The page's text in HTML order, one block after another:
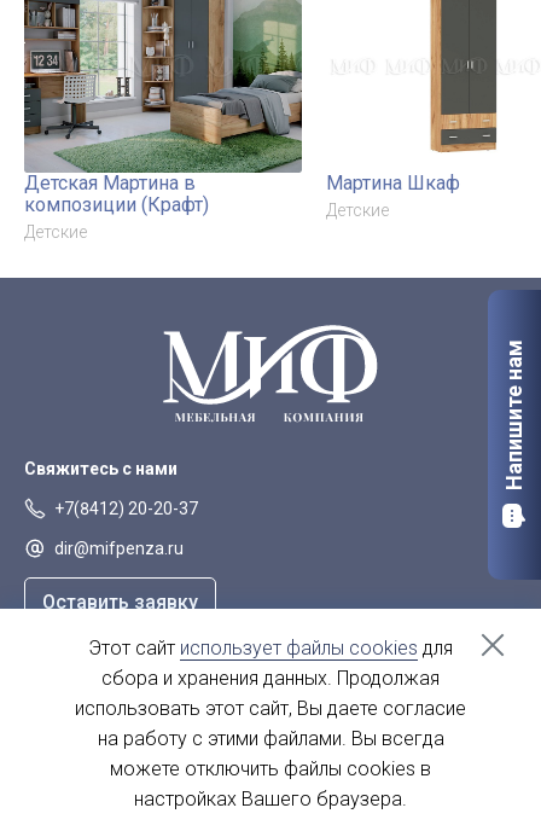
Детская Мартина в
композиции (Крафт)
Детские
Мартина Шкаф
Детские
Свяжитесь с нами
+7(8412) 20-20-37
dir@mifpenza.ru
Оставить заявку
г. Пенза, ул. Аустрина, 139а
пн-пт - с 9.00-18.00
сб, вс - выходной
Напишите нам
Этот сайт использует файлы cookies для
сбора и хранения данных. Продолжая
использовать этот сайт, Вы даете согласие
на работу с этими файлами. Вы всегда
можете отключить файлы cookies в
настройках Вашего браузера.